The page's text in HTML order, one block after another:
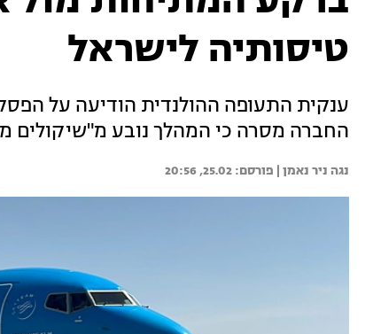
טיסותיה לישראל
ענקית התעופה ההולנדית הודיעה על
החברה מסרה כי המהלך נובע מ"שיקולים
נגה ניר נאמן | 25.02, 20:56